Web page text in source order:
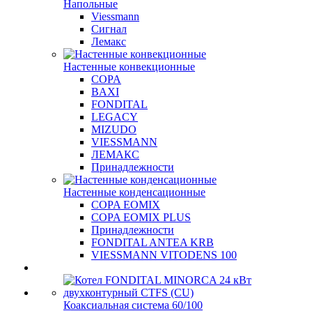
Напольные
Viessmann
Сигнал
Лемакс
Настенные конвекционные
COPA
BAXI
FONDITAL
LEGACY
MIZUDO
VIESSMANN
ЛЕМАКС
Принадлежности
Настенные конденсационные
COPA EOMIX
COPA EOMIX PLUS
Принадлежности
FONDITAL ANTEA KRB
VIESSMANN VITODENS 100
Коаксиальная система 60/100